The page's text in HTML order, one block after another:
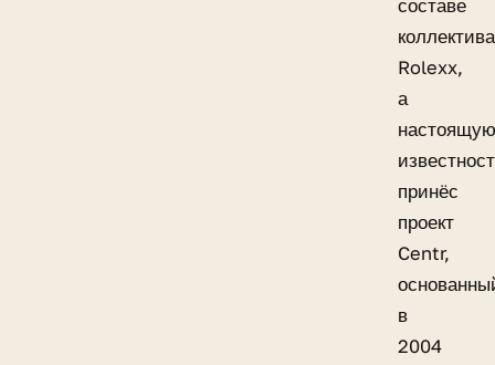
составе
коллектива
Rolexx,
а
настоящую
принёс
проект
Centr,
в
2004